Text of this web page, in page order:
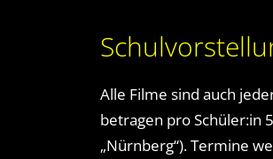
Alle Filme sind auch
betragen pro Schüler:in
„Nürnberg“). Termine